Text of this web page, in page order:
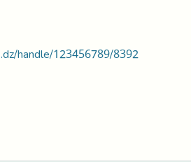
handle/123456789/8392